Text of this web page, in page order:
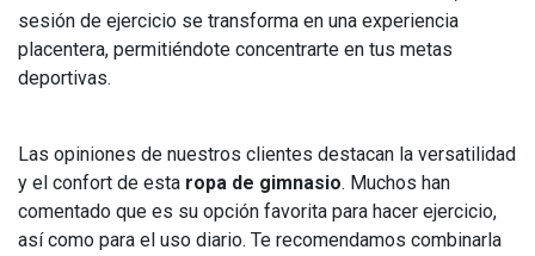
sesión de ejercicio se transforma en una experiencia
placentera, permitiéndote concentrarte en tus metas
deportivas.
Las opiniones de nuestros clientes destacan la versatilidad
y el confort de esta ropa de gimnasio. Muchos han
comentado que es su opción favorita para hacer ejercicio,
así como para el uso diario. Te recomendamos combinarla